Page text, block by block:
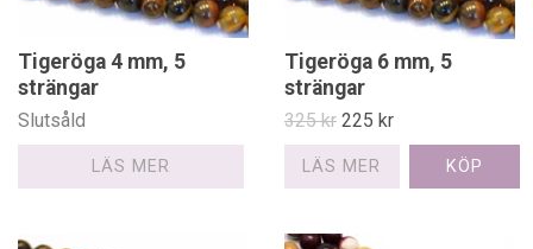
Tigeröga 4 mm, 5
strängar
Slutsåld
LÄS MER
Tigeröga 6 mm, 5
strängar
325 kr 225 kr
LÄS MER